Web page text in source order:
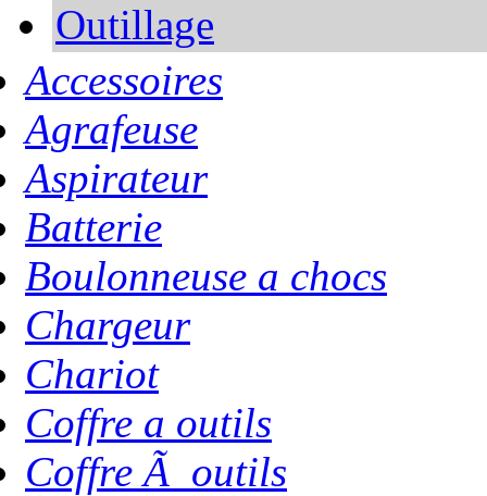
Outillage
Accessoires
Agrafeuse
Aspirateur
Batterie
Boulonneuse a chocs
Chargeur
Chariot
Coffre a outils
Coffre Ã outils